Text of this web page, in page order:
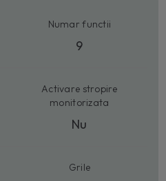
Numar functii
9
Activare stropire
monitorizata
Nu
Grile